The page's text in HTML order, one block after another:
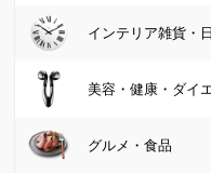
カーディガン・ボレロ
パーカー・スウェット/ト
Tシャツ・カットソー
ジュエリー・アクセサリー
財布・ケース・ポーチ
レディース腕時計
帽子・サングラス・手袋・
デスク・机
テレビ台・テレビボード
ソファーカバー・マルチカ
クッション・カバー類
マットレス
肌掛け布団・ダウンケット
敷布団
キッチン用品・調理器具ト
鍋・フライパン
保存容器・キャニスター・
インテリア雑貨・
インテリア雑貨・日用品・
インテリア雑貨
美容・健康・ダイ
美容・健康・ダイエットト
グルメ・食品